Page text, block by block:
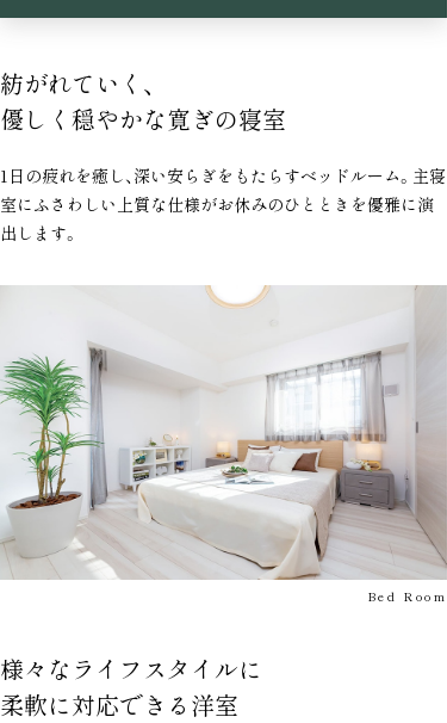
Bed Room
紡がれていく、
優しく穏やかな寛ぎの寝室
1日の疲れを癒し、深い安らぎをもたらすベッドルーム。主寝
室にふさわしい上質な仕様がお休みのひとときを優雅に演
出します。
様々なライフスタイルに
柔軟に対応できる洋室